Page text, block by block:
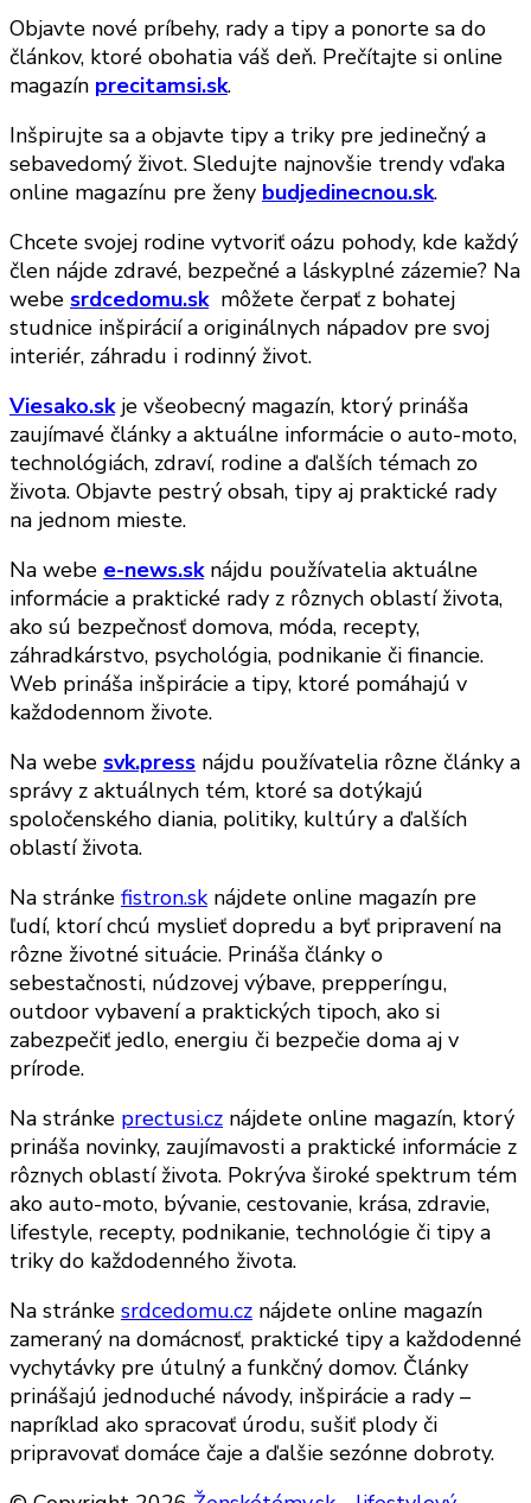
Objavte nové príbehy, rady a tipy a ponorte sa do
článkov, ktoré obohatia váš deň. Prečítajte si online
magazín precitamsi.sk.
Inšpirujte sa a objavte tipy a triky pre jedinečný a
sebavedomý život. Sledujte najnovšie trendy vďaka
online magazínu pre ženy budjedinecnou.sk.
Chcete svojej rodine vytvoriť oázu pohody, kde každý
člen nájde zdravé, bezpečné a láskyplné zázemie? Na
webe srdcedomu.skmôžete čerpať z bohatej
studnice inšpirácií a originálnych nápadov pre svoj
interiér, záhradu i rodinný život.
Viesako.skje všeobecný magazín, ktorý prináša
zaujímavé články a aktuálne informácie o auto-moto,
technológiách, zdraví, rodine a ďalších témach zo
života. Objavte pestrý obsah, tipy aj praktické rady
na jednom mieste.
Na webe e-news.sknájdu používatelia aktuálne
informácie a praktické rady z rôznych oblastí života,
ako sú bezpečnosť domova, móda, recepty,
záhradkárstvo, psychológia, podnikanie či financie.
Web prináša inšpirácie a tipy, ktoré pomáhajú v
každodennom živote.
Na webe svk.press nájdu používatelia rôzne články a
správy z aktuálnych tém, ktoré sa dotýkajú
spoločenského diania, politiky, kultúry a ďalších
oblastí života.
Na stránke fistron.sknájdete online magazín pre
ľudí, ktorí chcú myslieť dopredu a byť pripravení na
rôzne životné situácie. Prináša články o
sebestačnosti, núdzovej výbave, prepperíngu,
outdoor vybavení a praktických tipoch, ako si
zabezpečiť jedlo, energiu či bezpečie doma aj v
prírode.
Na stránke prectusi.cz nájdete online magazín, ktorý
prináša novinky, zaujímavosti a praktické informácie z
rôznych oblastí života. Pokrýva široké spektrum tém
ako auto-moto, bývanie, cestovanie, krása, zdravie,
lifestyle, recepty, podnikanie, technológie či tipy a
triky do každodenného života.
Na stránke srdcedomu.cz nájdete online magazín
zameraný na domácnosť, praktické tipy a každodenné
vychytávky pre útulný a funkčný domov. Články
prinášajú jednoduché návody, inšpirácie a rady –
napríklad ako spracovať úrodu, sušiť plody či
pripravovať domáce čaje a ďalšie sezónne dobroty.